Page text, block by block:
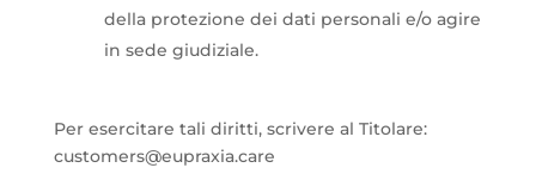
della protezione dei dati personali e/o agire
in sede giudiziale.
Per esercitare tali diritti, scrivere al Titolare:
customers@eupraxia.care